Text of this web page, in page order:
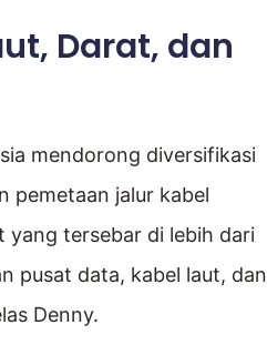
Darat, dan
mendorong diversifikasi
pemetaan jalur kabel
yang tersebar di lebih dari
pusat data, kabel laut, dan
Denny.